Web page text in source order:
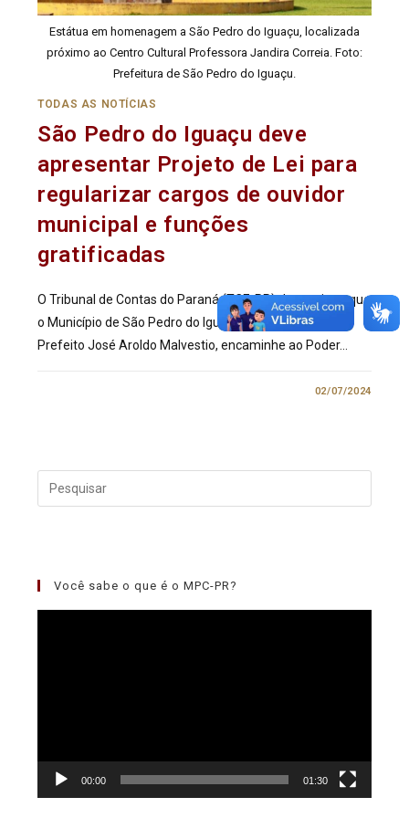
Estátua em homenagem a São Pedro do Iguaçu, localizada
próximo ao Centro Cultural Professora Jandira Correia. Foto:
Prefeitura de São Pedro do Iguaçu.
TODAS AS NOTÍCIAS
São Pedro do Iguaçu deve
apresentar Projeto de Lei para
regularizar cargos de ouvidor
municipal e funções
gratificadas
O Tribunal de Contas do Paraná (TCE-PR) determinou que
o Município de São Pedro do Iguaçu, representado pelo
Prefeito José Aroldo Malvestio, encaminhe ao Poder…
02/07/2024
Você sabe o que é o MPC-PR?
00:00 01:30